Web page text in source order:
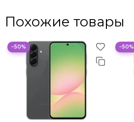
Похожие товары
−50% −50%